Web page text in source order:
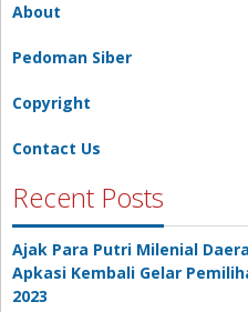
About
Pedoman Siber
Copyright
Contact Us
Recent Posts
Ajak Para Putri Milenial
Apkasi Kembali Gelar
2023